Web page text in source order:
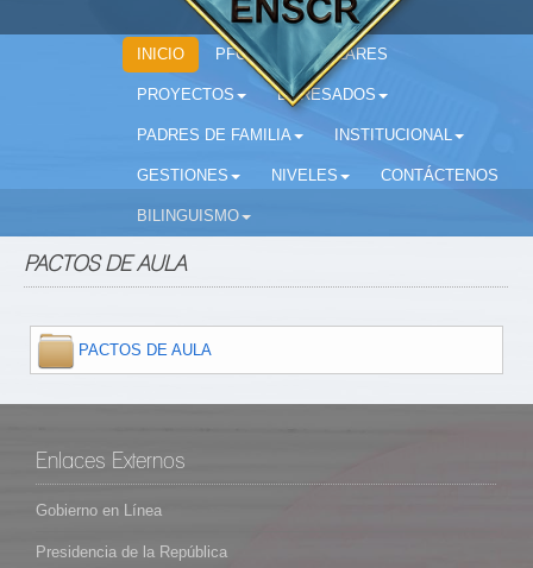
INICIO PFC CIRCULARES
PROYECTOS EGRESADOS
PADRES DE FAMILIA INSTITUCIONAL
GESTIONES NIVELES CONTÁCTENOS
BILINGUISMO
PACTOS DE AULA
PACTOS DE AULA
Enlaces Externos
Gobierno en Línea
Presidencia de la República